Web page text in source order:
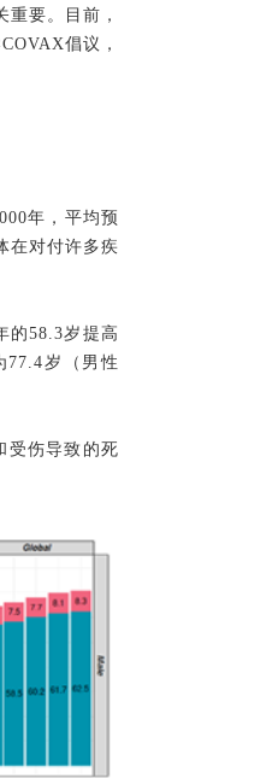
要。目前，
倡议，
年，平均预
在对付许多疾
的58.3岁提高
77.4岁（男性
受伤导致的死